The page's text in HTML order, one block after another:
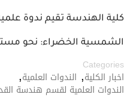
كلية الهندسة تقيم ندوة
الشمسية الخضراء: نحو
Categories
اخبار الكلية, الندوات العلمية,
الندوات العلمية لقسم هندسة